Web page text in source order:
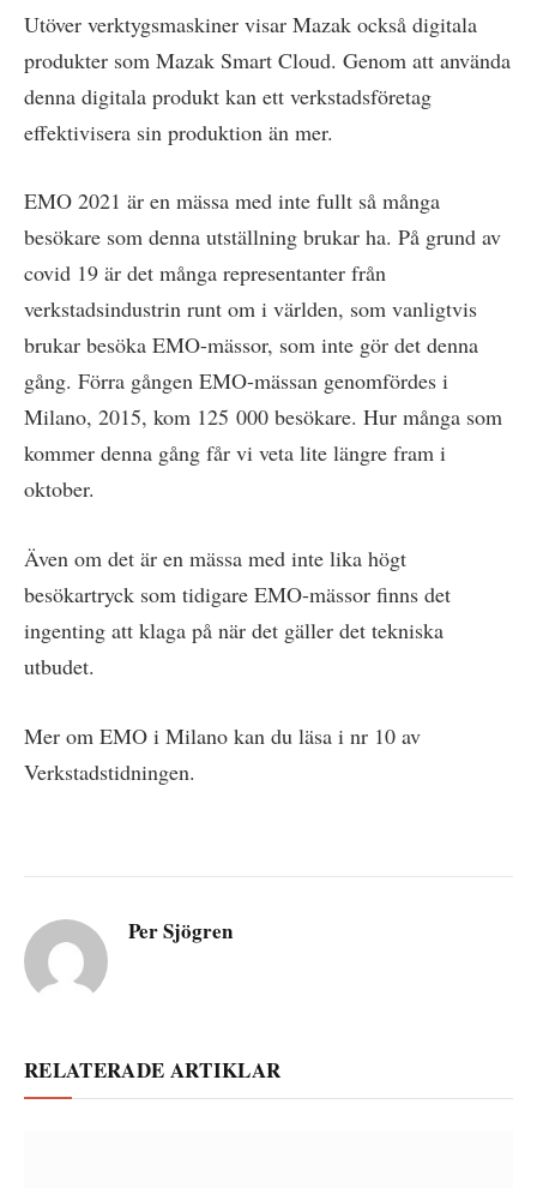
Utöver verktygsmaskiner visar Mazak också digitala
produkter som Mazak Smart Cloud. Genom att använda
denna digitala produkt kan ett verkstadsföretag
effektivisera sin produktion än mer.
EMO 2021 är en mässa med inte fullt så många
besökare som denna utställning brukar ha. På grund av
covid 19 är det många representanter från
verkstadsindustrin runt om i världen, som vanligtvis
brukar besöka EMO-mässor, som inte gör det denna
gång. Förra gången EMO-mässan genomfördes i
Milano, 2015, kom 125 000 besökare. Hur många som
kommer denna gång får vi veta lite längre fram i
oktober.
Även om det är en mässa med inte lika högt
besökartryck som tidigare EMO-mässor finns det
ingenting att klaga på när det gäller det tekniska
utbudet.
Mer om EMO i Milano kan du läsa i nr 10 av
Verkstadstidningen.
Per Sjögren
RELATERADE ARTIKLAR